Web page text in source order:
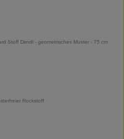
Stoff Dirndl - geometrisches Muster - 75 cm
Rockstoff